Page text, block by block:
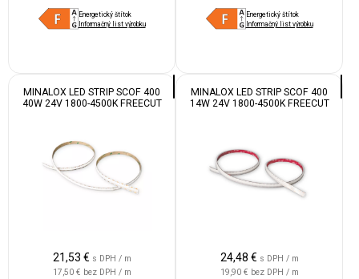
Energetický štítok
Informačný list výrobku
Energetický štítok
Informačný list výrobku
MINALOX LED STRIP SCOF 400
40W 24V 1800-4500K FREECUT
21,53 € s DPH / m
17,50 € bez DPH / m
MINALOX LED STRIP SCOF 400
14W 24V 1800-4500K FREECUT
24,48 € s DPH / m
19,90 € bez DPH / m